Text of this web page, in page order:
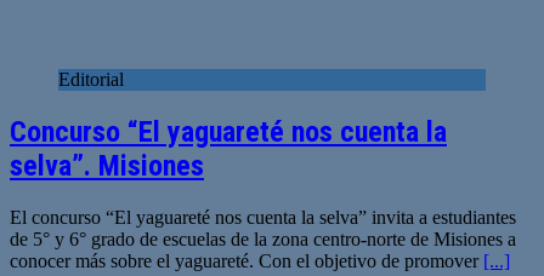
Editorial
Concurso “El yaguareté nos cuenta la
selva”. Misiones
El concurso “El yaguareté nos cuenta la selva” invita a estudiantes
de 5° y 6° grado de escuelas de la zona centro-norte de Misiones a
conocer más sobre el yaguareté. Con el objetivo de promover [...]